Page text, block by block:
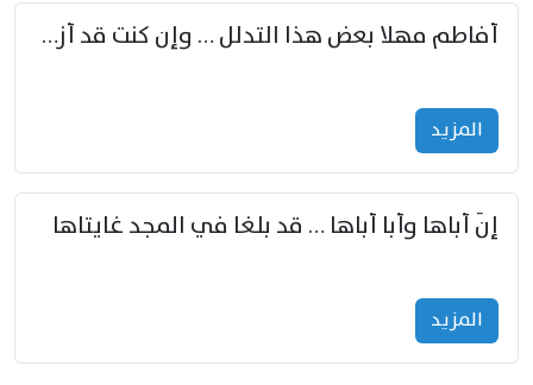
أفاطم مهلا بعض هذا التدلل … وإن كنت قد أزمعت صرمي فأجملي
المزید
إنّ أباها وأبا أباها … قد بلغا في المجد غايتاها
المزید